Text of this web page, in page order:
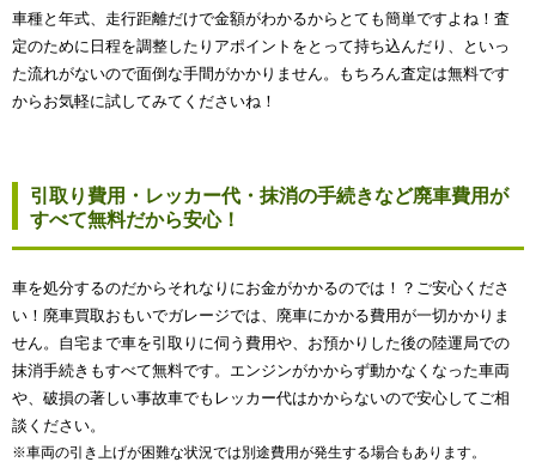
車種と年式、走行距離だけで金額がわかるからとても簡単ですよね！査
定のために日程を調整したりアポイントをとって持ち込んだり、といっ
た流れがないので面倒な手間がかかりません。もちろん査定は無料です
からお気軽に試してみてくださいね！
引取り費用・レッカー代・抹消の手続きなど廃車費用が
すべて無料だから安心！
車を処分するのだからそれなりにお金がかかるのでは！？ご安心くださ
い！廃車買取おもいでガレージでは、廃車にかかる費用が一切かかりま
せん。自宅まで車を引取りに伺う費用や、お預かりした後の陸運局での
抹消手続きもすべて無料です。エンジンがかからず動かなくなった車両
や、破損の著しい事故車でもレッカー代はかからないので安心してご相
談ください。
※車両の引き上げが困難な状況では別途費用が発生する場合もあります。